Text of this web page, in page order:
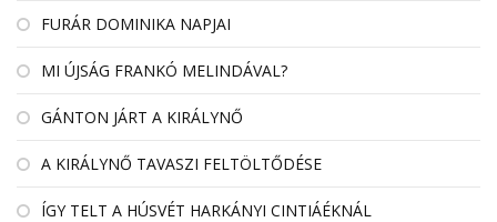
FURÁR DOMINIKA NAPJAI
MI ÚJSÁG FRANKÓ MELINDÁVAL?
GÁNTON JÁRT A KIRÁLYNŐ
A KIRÁLYNŐ TAVASZI FELTÖLTŐDÉSE
ÍGY TELT A HÚSVÉT HARKÁNYI CINTIÁÉKNÁL